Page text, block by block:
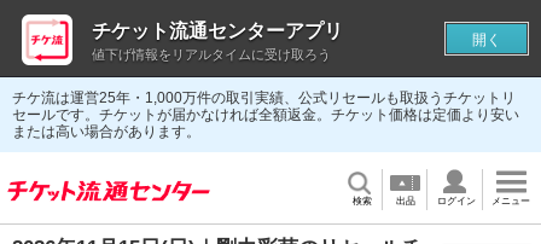
チケ流は運営25年・1,000万件の取引実績、公式リセールも取扱うチケットリ
セールです。チケットが届かなければ全額返金。チケット価格は定価より安い
または高い場合があります。
検索 出品 ログイン メニュー
チケット流通センターアプリ
値下げ情報をリアルタイムに受け取ろう
開く